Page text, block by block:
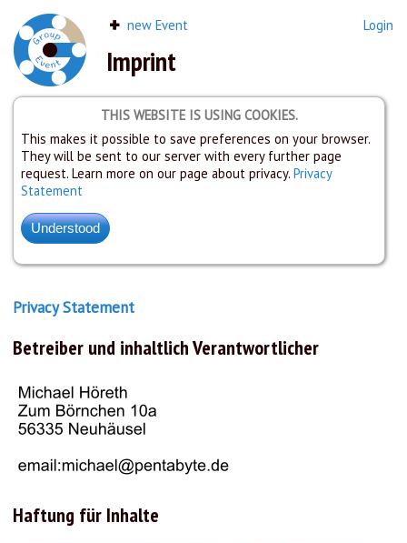
new Event Login
Imprint
THIS WEBSITE IS USING COOKIES.
This makes it possible to save preferences on your browser.
They will be sent to our server with every further page
request. Learn more on our page about privacy. Privacy
Statement
Privacy Statement
Betreiber und inhaltlich Verantwortlicher
Haftung für Inhalte